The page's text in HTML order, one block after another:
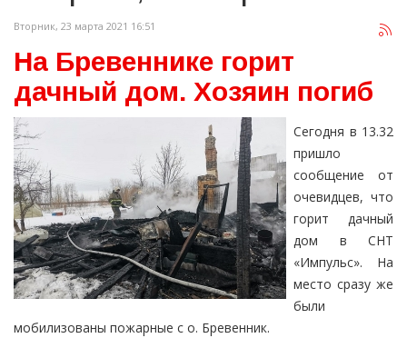
Вторник, 23 марта 2021 16:51
На Бревеннике горит
дачный дом. Хозяин погиб
Сегодня в 13.32
пришло
сообщение от
очевидцев, что
горит дачный
дом в СНТ
«Импульс». На
место сразу же
были
мобилизованы пожарные с о. Бревенник.